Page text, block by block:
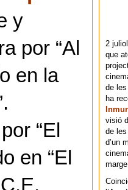
y
por “Al
en la
“El
en “El
2
que
de
ha
visió
de
d’un